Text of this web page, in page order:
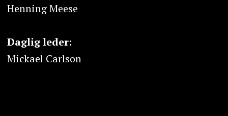
Henning Meese
Daglig leder:
Mickael Carlson